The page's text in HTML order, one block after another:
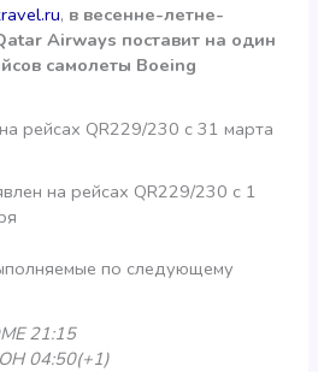
, в весенне-летне-
Airways поставит на один
самолеты Boeing
рейсах QR229/230 с 31 марта
на рейсах QR229/230 с 1
по следующему
21:15
04:50(+1)